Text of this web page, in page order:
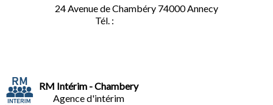
24 Avenue de Chambéry 74000 Annecy
Tél. :
RM Intérim - Chambery
Agence d'intérim